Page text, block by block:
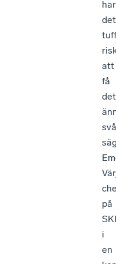
har
det
att
få
det
på
i
en